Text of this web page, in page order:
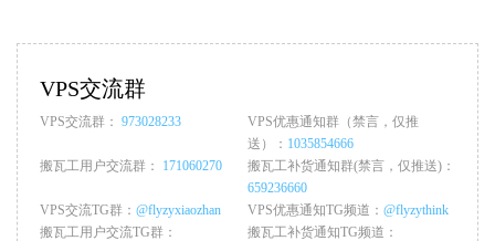
VPS交流群
VPS交流群： 973028233
VPS优惠通知群（禁言，仅推
送）： 1035854666
搬瓦工用户交流群： 171060270
搬瓦工补货通知群(禁言，仅推送)：
659236660
VPS交流TG群： @flyzyxiaozhan VPS优惠通知TG频道： @flyzythink
搬瓦工用户交流TG群：
搬瓦工补货通知TG频道：